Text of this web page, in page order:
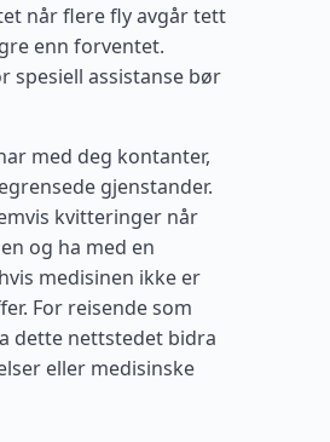
når flere fly avgår tett
enn forventet.
spesiell assistanse bør
med deg kontanter,
gjenstander.
kvitteringer når
og ha med en
medisinen ikke er
For reisende som
dette nettstedet bidra
eller medisinske